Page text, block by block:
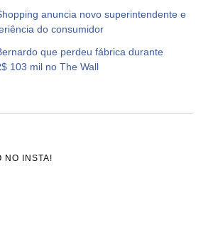
anuncia novo superintendente e
do consumidor
que perdeu fábrica durante
103 mil no The Wall
NO INSTA!